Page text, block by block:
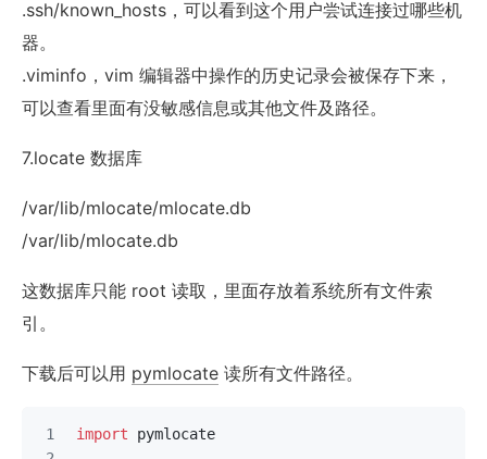
.ssh/known_hosts，可以看到这个用户尝试连接过哪些机
器。
.viminfo，vim 编辑器中操作的历史记录会被保存下来，
可以查看里面有没敏感信息或其他文件及路径。
7.locate 数据库
/var/lib/mlocate/mlocate.db
/var/lib/mlocate.db
这数据库只能 root 读取，里面存放着系统所有文件索
引。
下载后可以用 pymlocate 读所有文件路径。
import pymlocate